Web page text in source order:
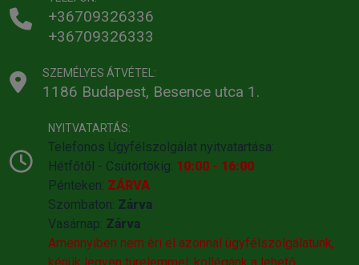
+36709326336
+36709326333
SZEMÉLYES ÁTVÉTEL:
1186 Budapest, Besence utca 1.
NYITVATARTÁS:
Telefonos Ügyfélszolgálat nyitvatartása:
Hétfőtől - Csütörtökig: 10:00 - 16:00
Pénteken: ZÁRVA
Szombaton: Zárva
Vasárnap: Zárva
Amennyiben nem éri el azonnal ügyfélszolgálatunk,